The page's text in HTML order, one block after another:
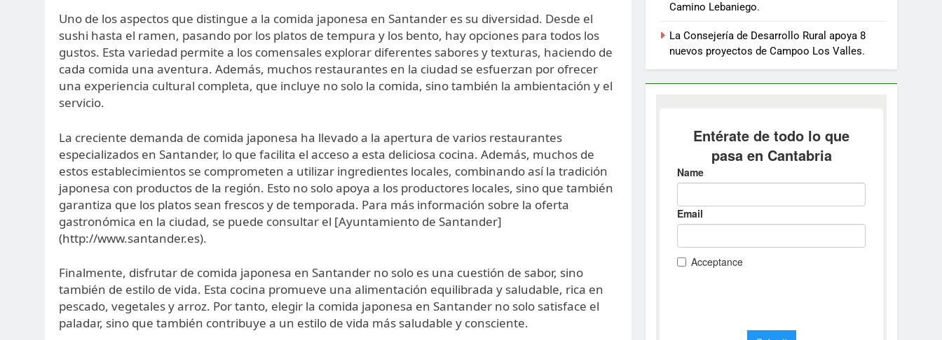
Uno de los aspectos que distingue a la comida japonesa en Santander es su diversidad. Desde el
sushi hasta el ramen, pasando por los platos de tempura y los bento, hay opciones para todos los
gustos. Esta variedad permite a los comensales explorar diferentes sabores y texturas, haciendo de
cada comida una aventura. Además, muchos restaurantes en la ciudad se esfuerzan por ofrecer
una experiencia cultural completa, que incluye no solo la comida, sino también la ambientación y el
servicio.
La creciente demanda de comida japonesa ha llevado a la apertura de varios restaurantes
especializados en Santander, lo que facilita el acceso a esta deliciosa cocina. Además, muchos de
estos establecimientos se comprometen a utilizar ingredientes locales, combinando así la tradición
japonesa con productos de la región. Esto no solo apoya a los productores locales, sino que también
garantiza que los platos sean frescos y de temporada. Para más información sobre la oferta
gastronómica en la ciudad, se puede consultar el [Ayuntamiento de Santander]
(http://www.santander.es).
Finalmente, disfrutar de comida japonesa en Santander no solo es una cuestión de sabor, sino
también de estilo de vida. Esta cocina promueve una alimentación equilibrada y saludable, rica en
pescado, vegetales y arroz. Por tanto, elegir la comida japonesa en Santander no solo satisface el
paladar, sino que también contribuye a un estilo de vida más saludable y consciente.
Camino Lebaniego.
La Consejería de Desarrollo Rural apoya 8
nuevos proyectos de Campoo Los Valles.